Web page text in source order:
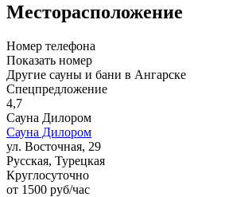
Месторасположение
Номер телефона
Показать номер
Другие сауны и бани в Ангарске
Спецпредложение
4,7
Сауна Дилором
Сауна Дилором
ул. Восточная, 29
Русская, Турецкая
Круглосуточно
от 1500 руб/час